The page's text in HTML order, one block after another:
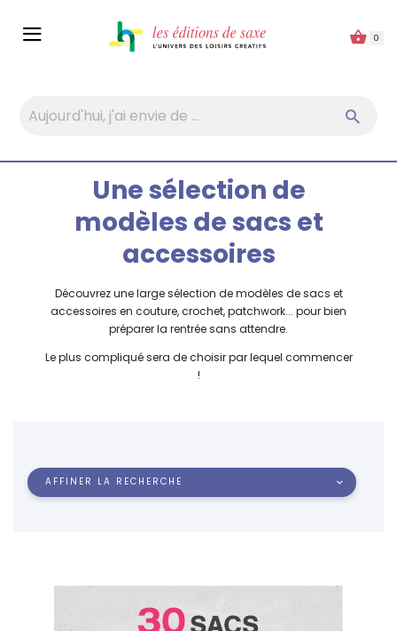
0
Une sélection de
modèles de sacs et
accessoires
Découvrez une large sélection de modèles de sacs et
accessoires en couture, crochet, patchwork... pour bien
préparer la rentrée sans attendre.
Le plus compliqué sera de choisir par lequel commencer
!
AFFINER LA RECHERCHE